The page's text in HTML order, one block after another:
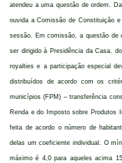
atendeu a uma questão de ordem.
ouvida a Comissão de Constituição
sessão. Em comissão, a questão de
ser dirigido à Presidência da Casa.
royalties e a participação especial
distribuídos de acordo com os
municípios (FPM) – transferência
Renda e do Imposto sobre Produtos
feita de acordo o número de
delas um coeficiente individual. O
máximo é 4,0 para aqueles acima